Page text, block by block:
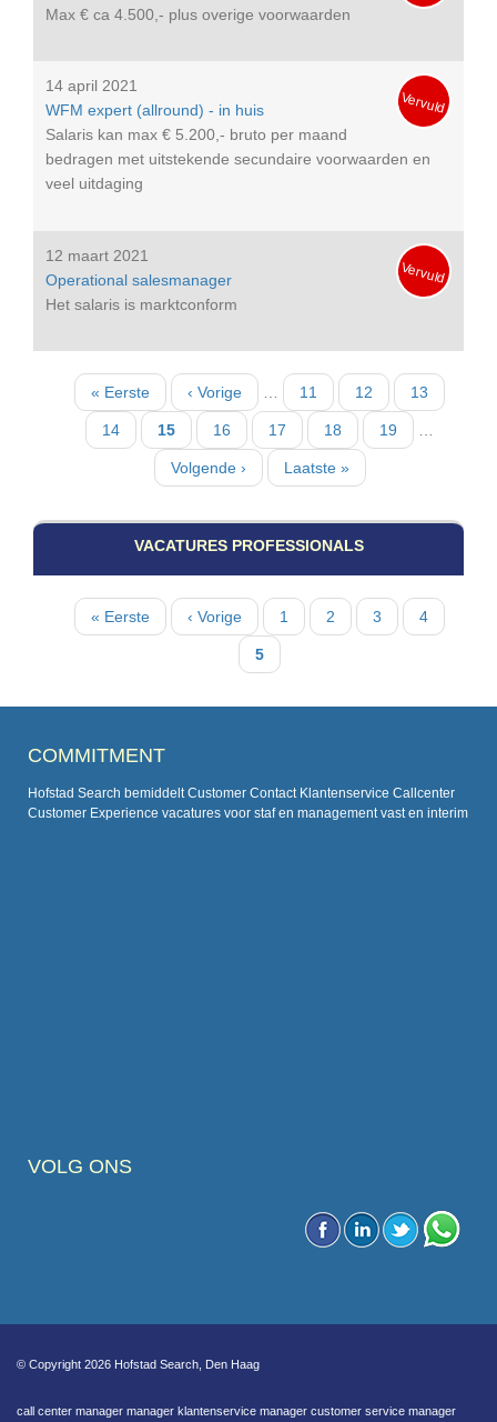
Max € ca 4.500,- plus overige voorwaarden
Vervuld
14 april 2021
WFM expert (allround) - in huis
Salaris kan max € 5.200,- bruto per maand
bedragen met uitstekende secundaire voorwaarden en
veel uitdaging
Vervuld
12 maart 2021
Operational salesmanager
Het salaris is marktconform
PaginatieEerste
pagina
« Eerste
Vorige
pagina
‹ Vorige Pagina
11 Pagina
12 Pagina
13
Pagina
14
Huidige
pagina
15 Pagina
16 Pagina
17 Pagina
18 Pagina
19
Volgende
pagina
Volgende ›
Laatste
pagina
Laatste »
VACATURES PROFESSIONALS
PaginatieEerste
pagina
« Eerste
Vorige
pagina
‹ Vorige Pagina
1 Pagina
2 Pagina
3 Pagina
4
Huidige
pagina
5
COMMITMENT
Hofstad Search bemiddelt Customer Contact Klantenservice Callcenter
Customer Experience vacatures voor staf en management vast en interim
VOLG ONS
© Copyright 2026 Hofstad Search, Den Haag
call center manager manager klantenservice manager customer service manager